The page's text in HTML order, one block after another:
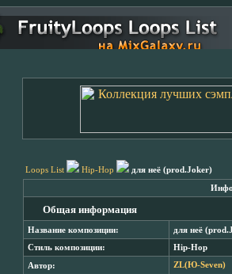
Loops List Hip-Hop для неё (prod.Joker)
Общая информация
Название композиции: для неё
Стиль композиции: Hip-Hop
Автор: ZL(Ю-Seven)